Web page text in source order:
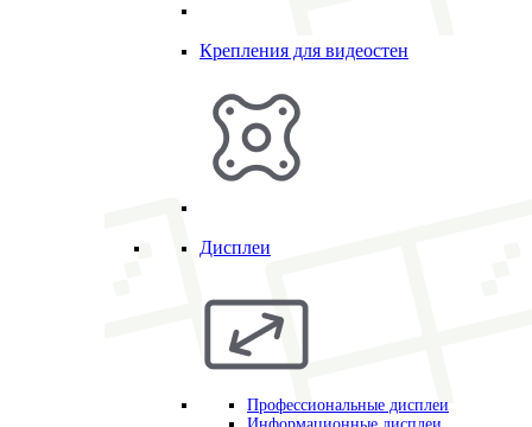
Крепления для видеостен
Дисплеи
Профессиональные дисплеи